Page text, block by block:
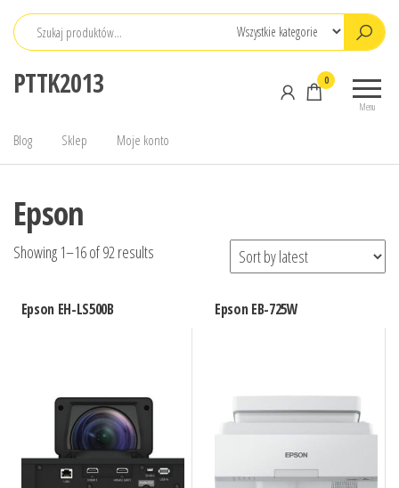
Przejdź
PTTK2013
Menu
0
Blog Sklep Moje konto
Epson
Showing 1–16 of 92 results
Epson EH-LS500B Epson EB-725W